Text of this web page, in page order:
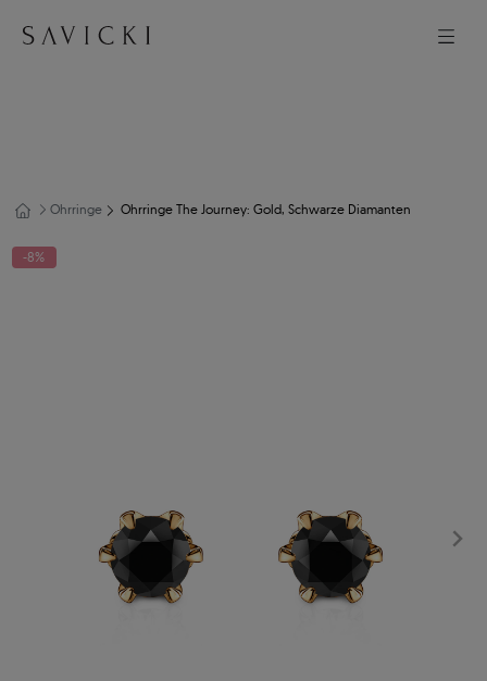
Ohrringe Ohrringe The Journey: Gold, Schwarze Diamanten
-8%